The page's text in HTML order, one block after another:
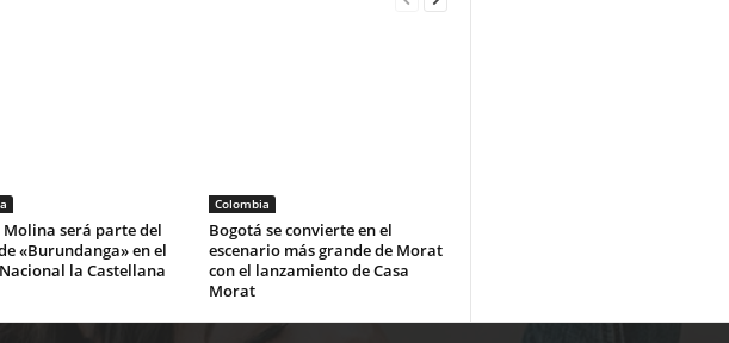
Molina será parte del
«Burundanga» en el
la Castellana
Colombia
Bogotá se convierte en el
escenario más grande de Morat
con el lanzamiento de Casa
Morat